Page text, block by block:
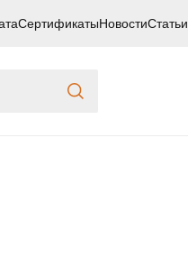
СертификатыНовостиСтатьи